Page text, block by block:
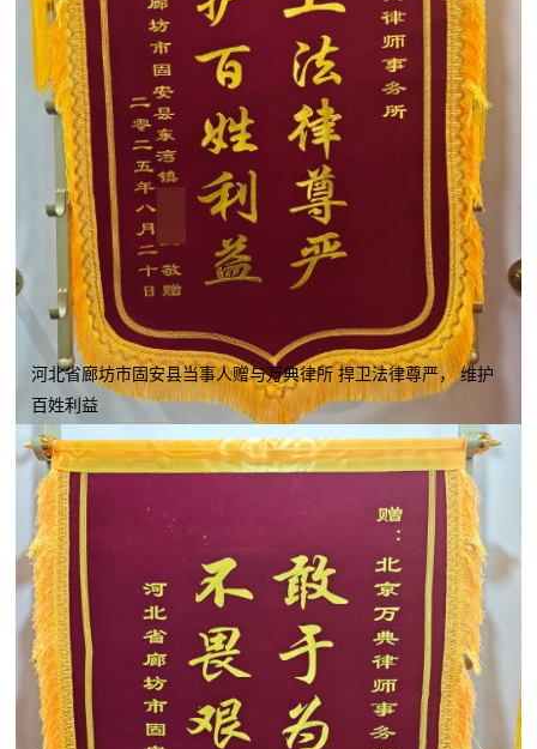
河北省廊坊市固安县当事人赠与万典律所 捍卫法律尊严， 维护
百姓利益